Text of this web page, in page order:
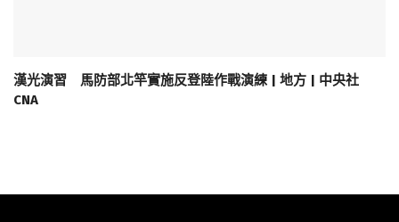
漢光演習 馬防部北竿實施反登陸作戰演練 | 地方 | 中央社
CNA